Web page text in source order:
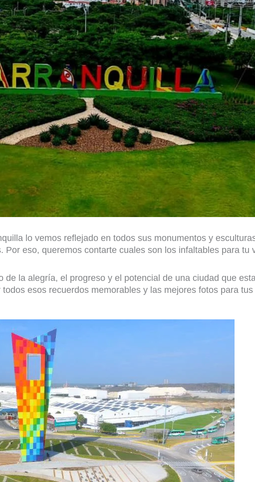
lo vemos reflejado en todos sus monumentos y
Por eso, queremos contarte cuales son los infaltables para tu
de la alegría, el progreso y el potencial de una ciudad que
esos recuerdos memorables y las mejores fotos para